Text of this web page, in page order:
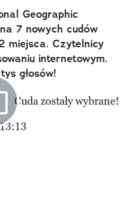
Geographic
7 nowych cudów
miejsca. Czytelnicy
internetowym.
głosów!